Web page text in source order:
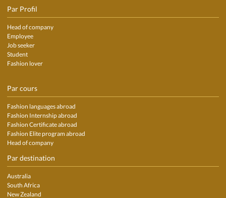
Par Profil
Head of company
Employee
Job seeker
Student
Fashion lover
Par cours
Fashion languages abroad
Fashion Internship abroad
Fashion Certificate abroad
Fashion Elite program abroad
Head of company
Par destination
Australia
South Africa
New Zealand